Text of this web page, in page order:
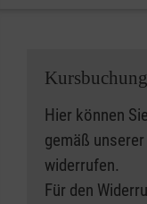
Hier können
gemäß unserer
widerrufen.
Für den